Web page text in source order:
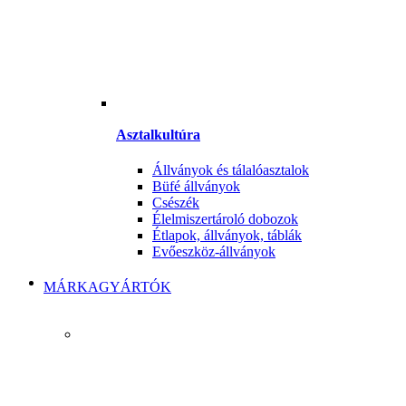
Asztalkultúra
Állványok és tálalóasztalok
Büfé állványok
Csészék
Élelmiszertároló dobozok
Étlapok, állványok, táblák
Evőeszköz-állványok
MÁRKAGYÁRTÓK